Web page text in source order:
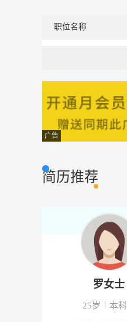
职位名称
广告
简历推荐
罗女士
25岁 本科